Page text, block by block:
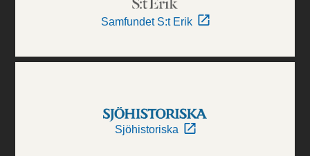
Samfundet S:t Erik
Sjöhistoriska